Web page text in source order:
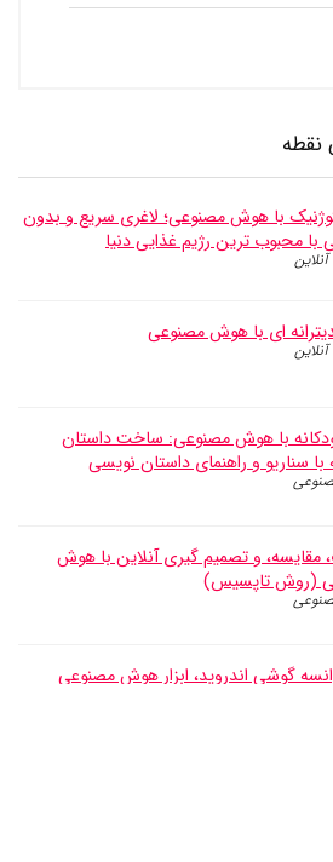
نقطه
با هوش مصنوعی؛ لاغری سریع و بدون
با محبوب ترین رژیم غذایی دنیا
ای با هوش مصنوعی
با هوش مصنوعی: ساخت داستان
با سناریو و راهنمای داستان نویسی
مقایسه، و تصمیم گیری آنلاین با هوش
(روش تاپسیس)
گوشی اندروید، ابزار هوش مصنوعی